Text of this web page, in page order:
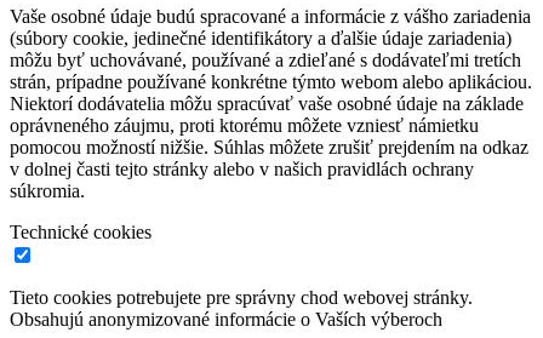
Vaše osobné údaje budú spracované a informácie z vášho zariadenia
(súbory cookie, jedinečné identifikátory a ďalšie údaje zariadenia)
môžu byť uchovávané, používané a zdieľané s dodávateľmi tretích
strán, prípadne používané konkrétne týmto webom alebo aplikáciou.
Niektorí dodávatelia môžu spracúvať vaše osobné údaje na základe
oprávneného záujmu, proti ktorému môžete vzniesť námietku
pomocou možností nižšie. Súhlas môžete zrušiť prejdením na odkaz
v dolnej časti tejto stránky alebo v našich pravidlách ochrany
súkromia.
Technické cookies
Tieto cookies potrebujete pre správny chod webovej stránky.
Obsahujú anonymizované informácie o Vaších výberoch